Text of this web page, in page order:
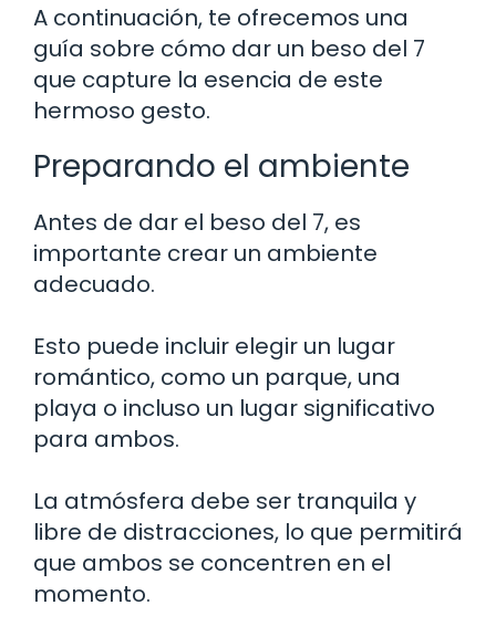
A continuación, te ofrecemos una
guía sobre cómo dar un beso del 7
que capture la esencia de este
hermoso gesto.
Preparando el ambiente
Antes de dar el beso del 7, es
importante crear un ambiente
adecuado.
Esto puede incluir elegir un lugar
romántico, como un parque, una
playa o incluso un lugar significativo
para ambos.
La atmósfera debe ser tranquila y
libre de distracciones, lo que permitirá
que ambos se concentren en el
momento.